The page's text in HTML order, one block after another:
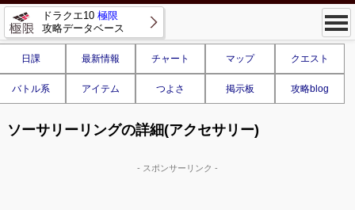
ドラクエ10 極限
攻略データベース
日課 最新情報 チャート マップ クエスト
バトル系 アイテム つよさ 掲示板 攻略blog
ソーサリーリングの詳細(アクセサリー)
- スポンサーリンク -